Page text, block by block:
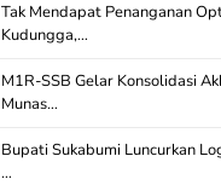
Tak Mendapat Penanganan
Kudungga,…
M1R-SSB Gelar Konsolidasi
Munas…
Bupati Sukabumi Luncurkan
…